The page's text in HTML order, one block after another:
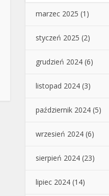
marzec 2025 (1)
styczeń 2025 (2)
grudzień 2024 (6)
listopad 2024 (3)
październik 2024 (5)
wrzesień 2024 (6)
sierpień 2024 (23)
lipiec 2024 (14)